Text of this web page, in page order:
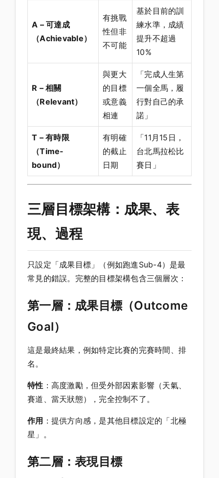
A – 可達成
（Achievable）
有挑戰
性但非
不可能
基於目前的訓
練水準，成績
提升不超過
10%
R – 相關
（Relevant）
與更大
的目標
或意義
相連
「完成人生第
一個全馬，履
行對自己的承
諾」
T – 有時限
（Time-
bound）
有明確
的截止
日期
「11月15日，
台北馬拉松比
賽日」
三層目標架構：成果、表
現、過程
只設定「成果目標」（例如跑進Sub-4）是最
常見的錯誤。完整的目標架構包含三個層次：
第一層：成果目標（Outcome
Goal）
這是最終結果，例如特定比賽的完賽時間、排
名。
特性 ：高度激勵，但受外部因素影響（天氣、
賽道、當天狀態），完全控制不了。
作用 ：提供方向感，是其他目標設定的「北極
星」。
第二層：表現目標